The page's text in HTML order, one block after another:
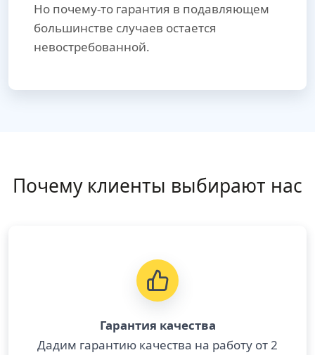
Но почему-то гарантия в подавляющем
большинстве случаев остается
невостребованной.
Почему клиенты выбирают нас
Гарантия качества
Дадим гарантию качества на работу от 2